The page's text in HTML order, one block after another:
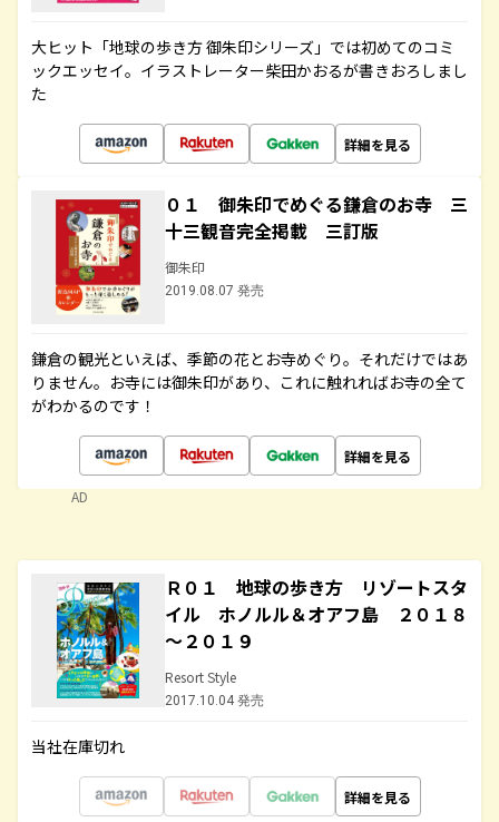
大ヒット「地球の歩き方 御朱印シリーズ」では初めてのコミ
ックエッセイ。イラストレーター柴田かおるが書きおろしまし
た
詳細を見る
０１ 御朱印でめぐる鎌倉のお寺 三
十三観音完全掲載 三訂版
御朱印
2019.08.07 発売
鎌倉の観光といえば、季節の花とお寺めぐり。それだけではあ
りません。お寺には御朱印があり、これに触れればお寺の全て
がわかるのです！
詳細を見る
AD
Ｒ０１ 地球の歩き方 リゾートスタ
イル ホノルル＆オアフ島 ２０１８
～２０１９
Resort Style
2017.10.04 発売
当社在庫切れ
詳細を見る